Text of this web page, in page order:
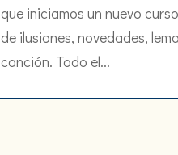
que iniciamos un nuevo
de ilusiones, novedades,
canción. Todo el...